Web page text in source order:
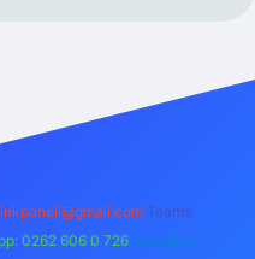
Teams:
0262 606 0 726 Telegram: